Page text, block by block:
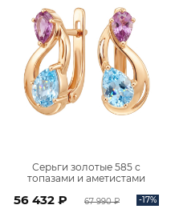
Серьги золотые 585 с
топазами и аметистами
56 432 ₽ 67 990 ₽ -17%